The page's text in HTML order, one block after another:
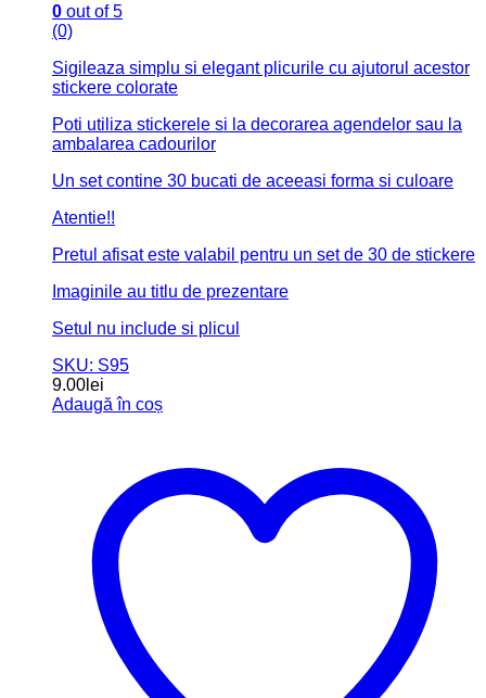
0 out of 5
(0)
Sigileaza simplu si elegant plicurile cu ajutorul acestor
stickere colorate
Poti utiliza stickerele si la decorarea agendelor sau la
ambalarea cadourilor
Un set contine 30 bucati de aceeasi forma si culoare
Atentie!!
Pretul afisat este valabil pentru un set de 30 de stickere
Imaginile au titlu de prezentare
Setul nu include si plicul
SKU: S95
9.00 lei
Adaugă în coș